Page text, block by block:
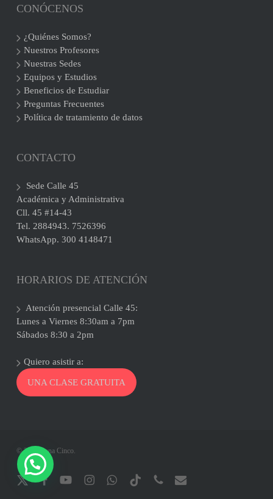
CONÓCENOS
¿Quiénes Somos?
Nuestros Profesores
Nuestras Sedes
Equipos y Estudios
Beneficios de Estudiar
Preguntas Frecuentes
Política de tratamiento de datos
CONTACTO
Sede Calle 45
Académica y Administrativa
Cll. 45 #14-43
Tel. 2884943. 7526396
WhatsApp. 300 4148471
HORARIOS DE ATENCIÓN
Atención presencial Calle 45:
Lunes a Viernes 8:30am a 7pm
Sábados 8:30 a 2pm
Quiero asistir a:
UNA CLASE GRATUITA
© 2026 Zona Cinco.
x-
facebookyoutube instagramwhatsapptiktok phone email